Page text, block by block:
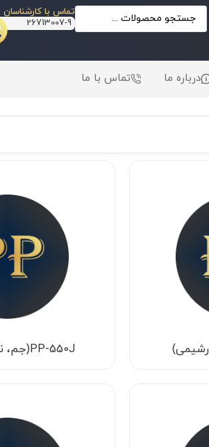
تماس با کارشناسان
26713007-9
درباره ما تماس با ما
PP-550J(جم، نوید زرشیمی)